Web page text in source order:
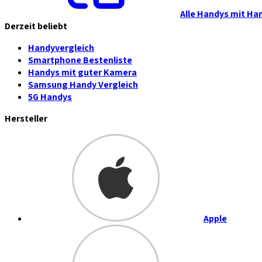
Alle Handys mit
Derzeit beliebt
Handyvergleich
Smartphone Bestenliste
Handys mit guter Kamera
Samsung Handy Vergleich
5G Handys
Hersteller
Apple